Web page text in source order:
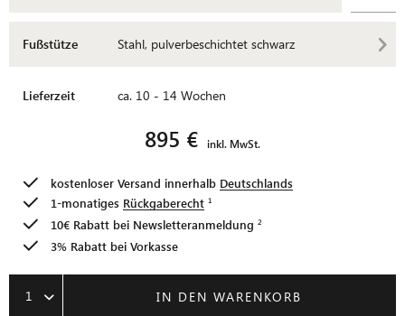
Fußstütze Stahl, pulverbeschichtet schwarz
Lieferzeit ca. 10 - 14 Wochen
895 € inkl. MwSt.
kostenloser Versand innerhalb Deutschlands
1-monatiges Rückgaberecht
10€ Rabatt bei Newsletteranmeldung
3% Rabatt bei Vorkasse
1 IN DEN WARENKORB